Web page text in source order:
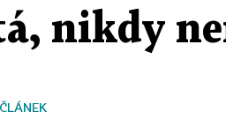
nikdy